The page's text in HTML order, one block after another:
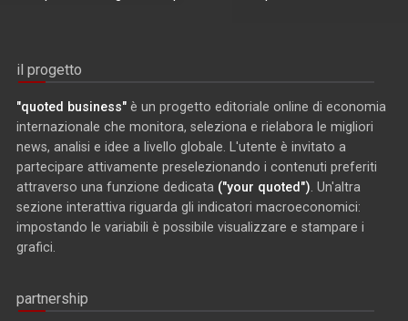
il progetto
"quoted business" è un progetto editoriale online di economia
internazionale che monitora, seleziona e rielabora le migliori
news, analisi e idee a livello globale. L'utente è invitato a
partecipare attivamente preselezionando i contenuti preferiti
attraverso una funzione dedicata ("your quoted") . Un'altra
sezione interattiva riguarda gli indicatori macroeconomici:
impostando le variabili è possibile visualizzare e stampare i
grafici.
partnership